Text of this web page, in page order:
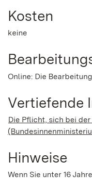
Kosten
keine
Online: Die
Vertiefende
Die Pflicht, sich bei
Hinweise
Wenn Sie unter 16